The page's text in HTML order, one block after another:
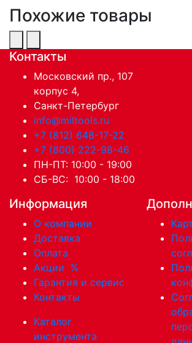
Похожие товары
Контакты
Московский пр., 107
корпус 4,
Санкт-Петербург
info@miltools.ru
+7 (812) 648-17-22
+7 (800) 222-98-46
ПН-ПТ: 10:00 - 19:00
СБ-ВС: 10:00 - 18:00
Информация
О компании
Доставка
Оплата
Акции %
Гарантия и сервис
Контакты
Каталог
инструмента